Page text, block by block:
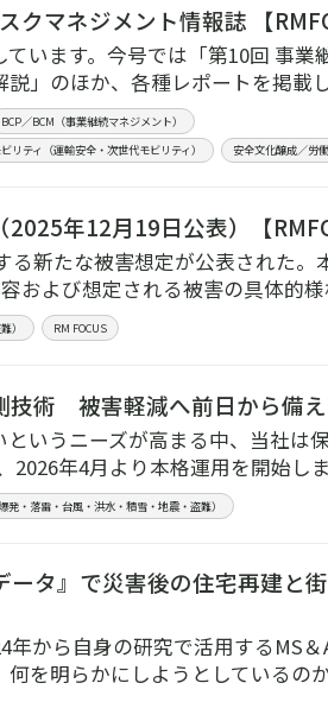
マネジメント情報誌 【
います。今号では「第10回 事業
」のほか、各種レポートを掲載し
BCP／BCM（事業継続マネジメント）
リティ（運輸安全・次世代モビリティ） 安全文化醸成／労
年12月19日公表）【
る新たな被害想定が公表された。
および想定される被害の具体的様
） RM FOCUS
技術 被害軽減へ前日から備
いうニーズが高まる中、当社は
年4月より本格運用を開始しま
発・落雷・台風・洪水・積雪・地震・盗難）
ータ』で災害後の住宅再建と
から自身の研究で活用するMS
何を明らかにしようとしているの